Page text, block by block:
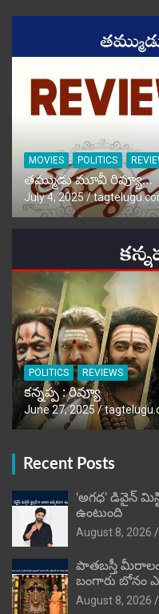
MOVIES POLITICS
తమ్ముడు మూవీ రివ్యూ…
July 4, 2025
POLITICS REVIEWS
కన్నప్ప : రివ్యూ
June 27, 2025
Recent Posts
‘అగధ’ డివైన్
ఉంటుంది
August 8, 2026
పాతబస్తీ
బంగారు బోనం
August 8, 2026